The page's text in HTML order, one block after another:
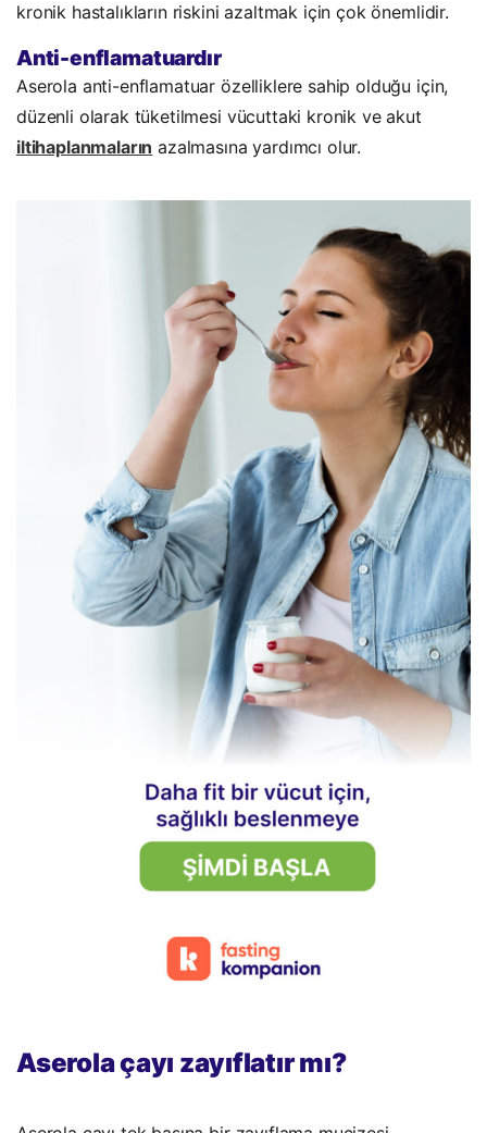
kronik hastalıkların riskini azaltmak için çok önemlidir.
Anti-enflamatuardır
Aserola anti-enflamatuar özelliklere sahip olduğu için,
düzenli olarak tüketilmesi vücuttaki kronik ve akut
iltihaplanmaların azalmasına yardımcı olur.
Aserola çayı zayıflatır mı?